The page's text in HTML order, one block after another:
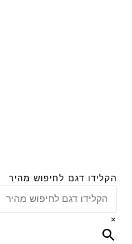
הקלידו דגם לחיפוש מהיר
×